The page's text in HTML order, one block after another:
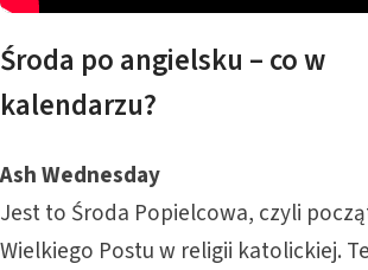
Środa po angielsku – co w
kalendarzu?
Ash Wednesday
Jest to Środa Popielcowa, czyli
Wielkiego Postu w religii katolickiej.